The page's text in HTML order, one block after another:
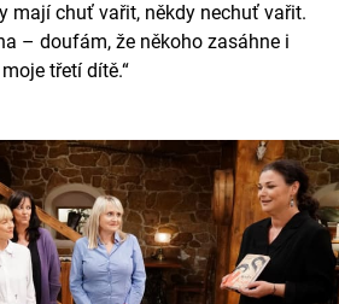
mají chuť vařit, někdy nechuť vařit.
– doufám, že někoho zasáhne i
třetí dítě.“